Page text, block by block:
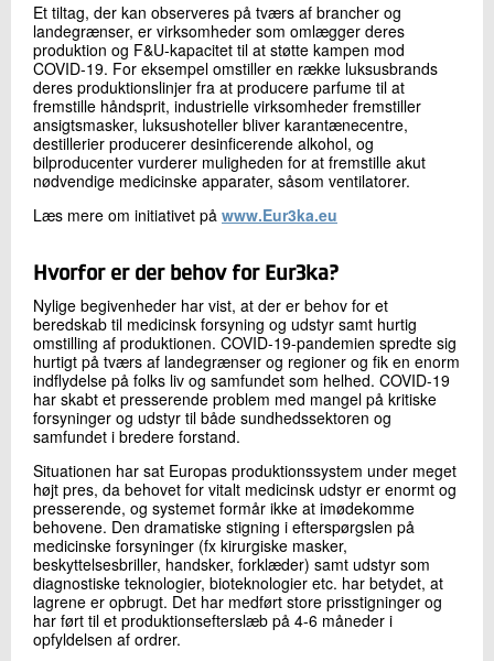
Et tiltag, der kan observeres på tværs af brancher og
landegrænser, er virksomheder som omlægger deres
produktion og F&U-kapacitet til at støtte kampen mod
COVID-19. For eksempel omstiller en række luksusbrands
deres produktionslinjer fra at producere parfume til at
fremstille håndsprit, industrielle virksomheder fremstiller
ansigtsmasker, luksushoteller bliver karantænecentre,
destillerier producerer desinficerende alkohol, og
bilproducenter vurderer muligheden for at fremstille akut
nødvendige medicinske apparater, såsom ventilatorer.
Læs mere om initiativet på www.Eur3ka.eu
Hvorfor er der behov for Eur3ka?
Nylige begivenheder har vist, at der er behov for et
beredskab til medicinsk forsyning og udstyr samt hurtig
omstilling af produktionen. COVID-19-pandemien spredte sig
hurtigt på tværs af landegrænser og regioner og fik en enorm
indflydelse på folks liv og samfundet som helhed. COVID-19
har skabt et presserende problem med mangel på kritiske
forsyninger og udstyr til både sundhedssektoren og
samfundet i bredere forstand.
Situationen har sat Europas produktionssystem under meget
højt pres, da behovet for vitalt medicinsk udstyr er enormt og
presserende, og systemet formår ikke at imødekomme
behovene. Den dramatiske stigning i efterspørgslen på
medicinske forsyninger (fx kirurgiske masker,
beskyttelsesbriller, handsker, forklæder) samt udstyr som
diagnostiske teknologier, bioteknologier etc. har betydet, at
lagrene er opbrugt. Det har medført store prisstigninger og
har ført til et produktionsefterslæb på 4-6 måneder i
opfyldelsen af ordrer.